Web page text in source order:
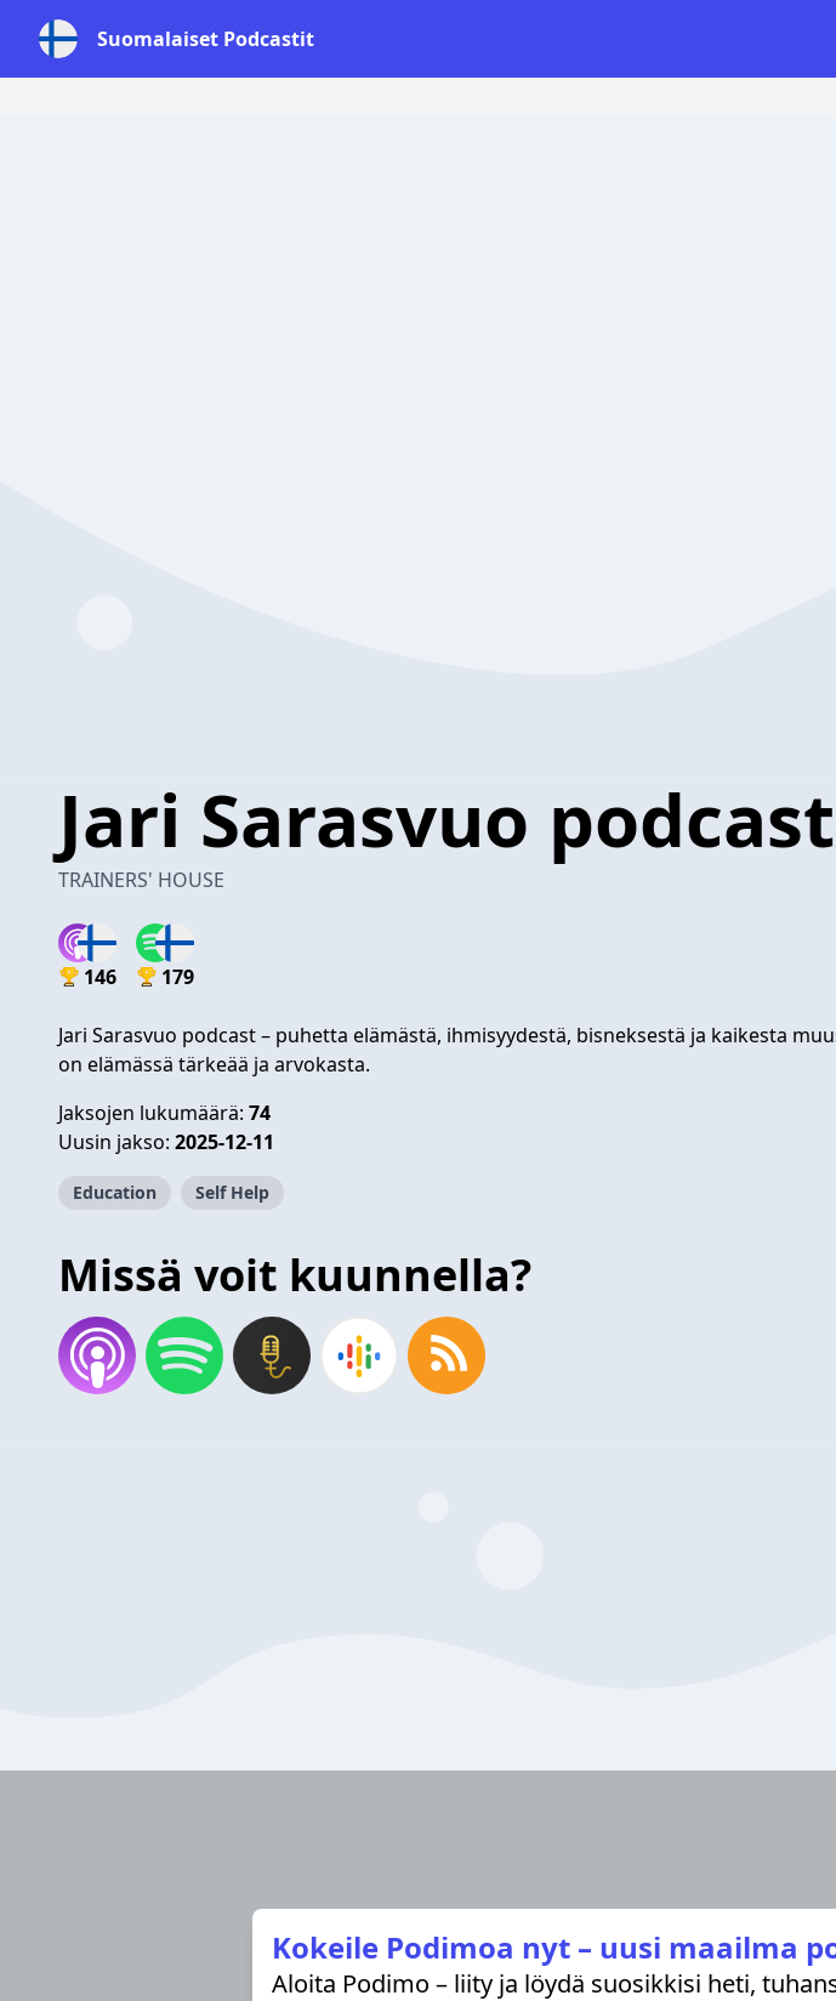
Suomalaiset Podcastit
Jari Sarasvuo podcast
TRAINERS' HOUSE
146 179
Jari Sarasvuo podcast – puhetta elämästä, ihmisyydestä, bisneksestä ja kaikesta
on elämässä tärkeää ja arvokasta.
Jaksojen lukumäärä: 74
Uusin jakso: 2025-12-11
Education Self Help
Missä voit kuunnella?
Kokeile Podimoa nyt – uusi maailma
Aloita Podimo – liity ja löydä suosikkisi heti,